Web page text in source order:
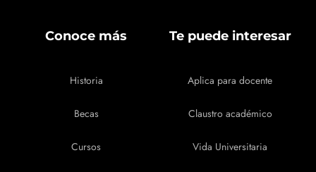
Conoce más
Historia
Becas
Cursos
Te puede interesar
Aplica para docente
Claustro académico
Vida Universitaria